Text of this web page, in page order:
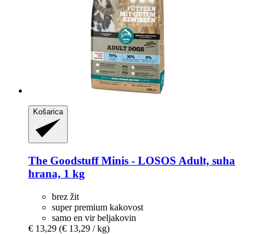
Košarica
The GoodstuffMinis -​ LOSOS Adult, suha
hrana, 1 kg
brez žit
super premium kakovost
samo en vir beljakovin
€ 13,29 (€ 13,29 / kg)